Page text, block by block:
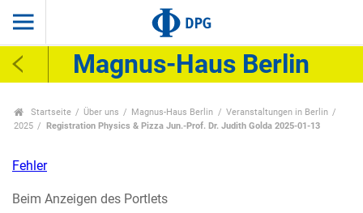
Magnus-Haus Berlin
Startseite Über uns Magnus-Haus Berlin
Veranstaltungen in Berlin
2025
Registration Physics & Pizza Jun.-Prof. Dr. Judith Golda 2025-01-13
Fehler
Beim Anzeigen des Portlets